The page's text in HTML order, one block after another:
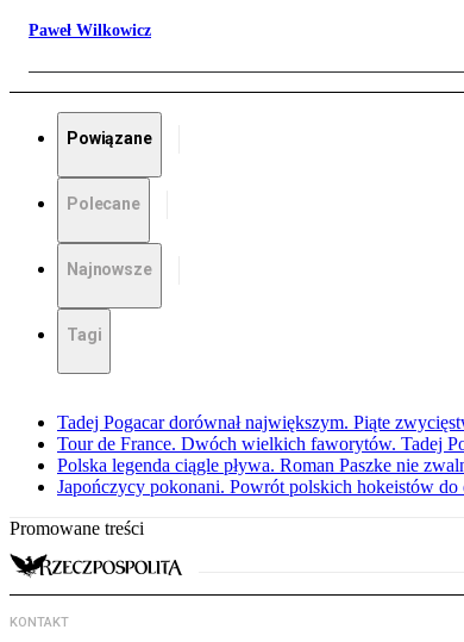
Paweł Wilkowicz
Powiązane
Polecane
Najnowsze
Tagi
Tadej Pogacar dorównał największym. Piąte
Tour de France. Dwóch wielkich faworytów. Tadej
Polska legenda ciągle pływa. Roman Paszke nie
Japończycy pokonani. Powrót polskich hokeistów do
Promowane treści
KONTAKT